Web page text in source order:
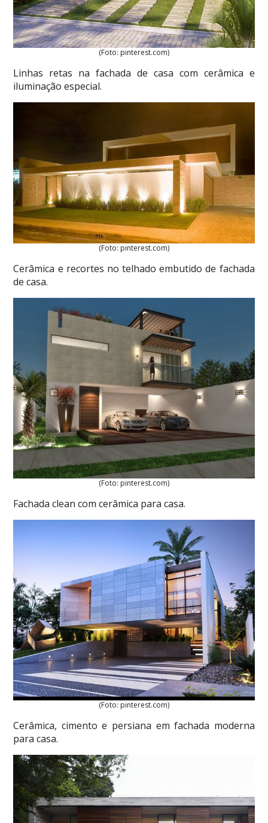
(Foto: pinterest.com)
Linhas retas na fachada de casa com cerâmica e
iluminação especial.
(Foto: pinterest.com)
Cerâmica e recortes no telhado embutido de fachada
de casa.
(Foto: pinterest.com)
Fachada clean com cerâmica para casa.
(Foto: pinterest.com)
Cerâmica, cimento e persiana em fachada moderna
para casa.